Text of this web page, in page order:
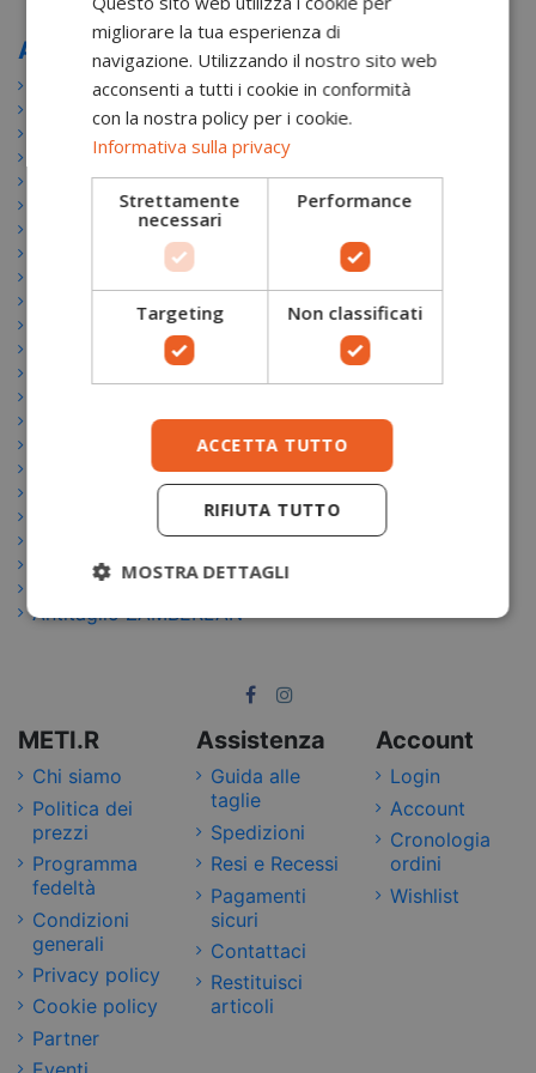
ANTITAGLIO
Pantaloni antitaglio
Scarponi antitaglio
Stivali antitaglio
Guanti antitaglio motosega
Caschi forestali
Giacche forestali
Accessori forestali
Antitaglio AKU
Antitaglio ARBORTEC
Antitaglio CAMP
Antitaglio CRISPI
Antitaglio DELTA PLUS
Antitaglio KASK
Antitaglio LA SPORTIVA
Antitaglio PETZL
Antitaglio PFANNER
Antitaglio PORTWEST
Antitaglio PROTOS
Antitaglio SOLIDUR
Antitaglio ZAMBERLAN
METI.R
Chi siamo
Politica dei
prezzi
Programma
fedeltà
Condizioni
generali
Privacy policy
Cookie policy
Partner
Assistenza
Guida alle
taglie
Spedizioni
Resi e Recessi
Pagamenti
sicuri
Contattaci
Restituisci
articoli
Account
Login
Account
Cronologia
ordini
Wishlist
migliorare la tua esperienza di
navigazione. Utilizzando il nostro sito web
acconsenti a tutti i cookie in conformità
con la nostra policy per i cookie.
Informativa sulla privacy
Strettamente
necessari
Performance
Targeting Non classificati
ACCETTA TUTTO
RIFIUTA TUTTO
MOSTRA DETTAGLI